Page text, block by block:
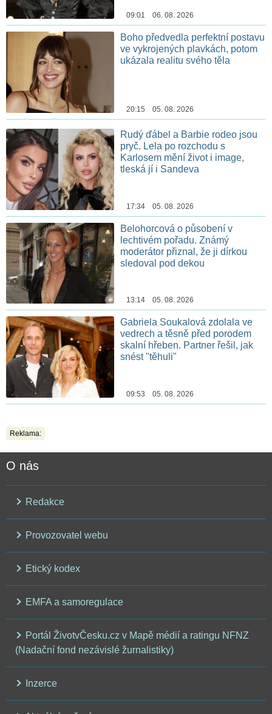
09:01 06. 08. 2026
Boho předvedla perfektní postavu
ve vykrojených plavkách, potom
ukázala realitu svého těla
20:15 05. 08. 2026
Rudý ďábel a Barbie rodeo jsou
pryč. Lela po rozchodu s
Karlosem mění život i image,
tleská jí i Sandeva
17:34 05. 08. 2026
Belohorcová o působení v
lechtivém pořadu. Známý
moderátor přiznal, že ji dírkou
sledoval pod dekou
13:14 05. 08. 2026
Gabriela Soukalová zdolala ve
vedrech a těsně před porodem
skalní hřeben. Partner řešil, jak
snést "těhuli"
09:53 05. 08. 2026
Reklama:
O nás
Redakce
Provozovatel webu
Etický kodex
EMFA a samoregulace
Portál ŽivotvČesku.cz v Mapě médií a ratingu NFNZ
(Nadační fond nezávislé žurnalistiky)
Inzerce